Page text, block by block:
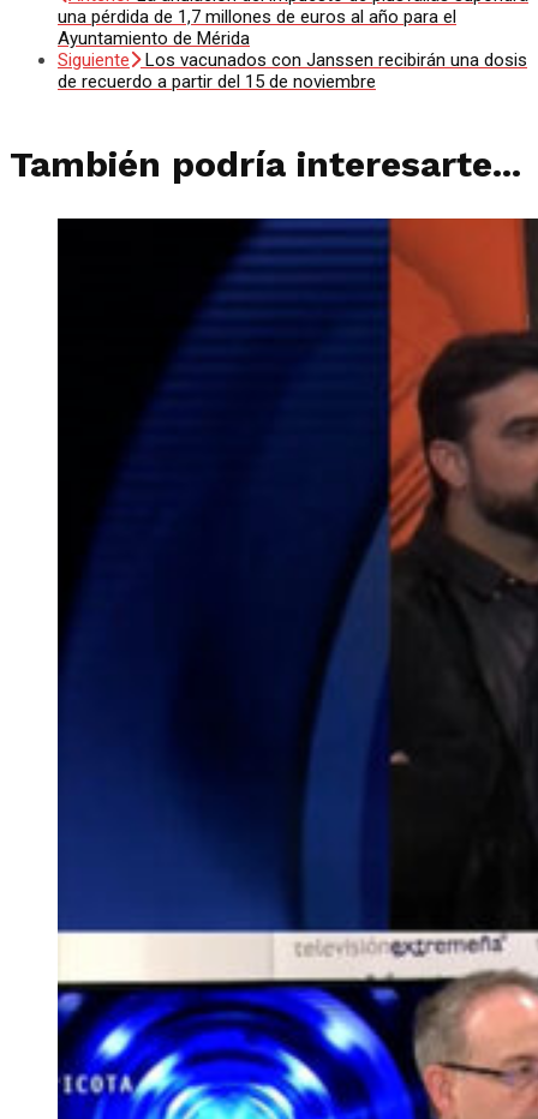
una pérdida de 1,7 millones de euros al año para el
Ayuntamiento de Mérida
Siguiente
Los vacunados con Janssen recibirán una dosis
de recuerdo a partir del 15 de noviembre
También podría interesarte...